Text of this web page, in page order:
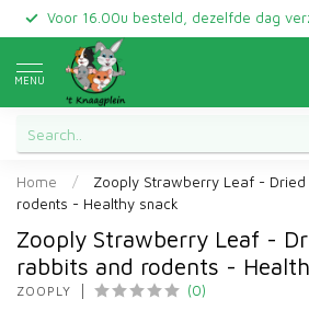
Voor 16.00u besteld, dezelfde dag
MENU
Home /
Zooply Strawberry Leaf -
rodents - Healthy snack
Zooply Strawberry Leaf -
rabbits and rodents -
ZOOPLY (0)